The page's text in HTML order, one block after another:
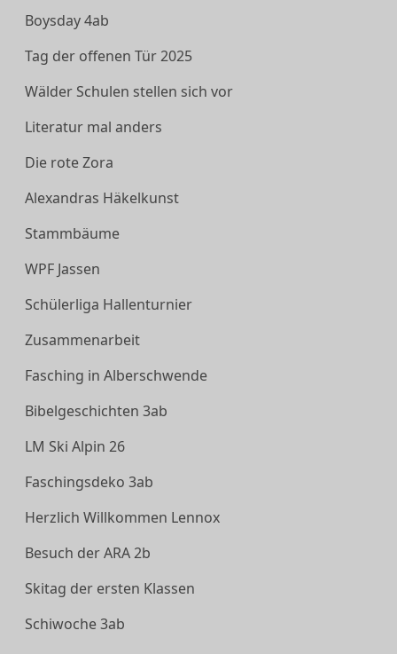
Boysday 4ab
Tag der offenen Tür 2025
Wälder Schulen stellen sich vor
Literatur mal anders
Die rote Zora
Alexandras Häkelkunst
Stammbäume
WPF Jassen
Schülerliga Hallenturnier
Zusammenarbeit
Fasching in Alberschwende
Bibelgeschichten 3ab
LM Ski Alpin 26
Faschingsdeko 3ab
Herzlich Willkommen Lennox
Besuch der ARA 2b
Skitag der ersten Klassen
Schiwoche 3ab